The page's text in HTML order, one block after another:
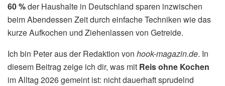
60 %der Haushalte in Deutschland sparen inzwischen
beim Abendessen Zeit durch einfache Techniken wie das
kurze Aufkochen und Ziehenlassen von Getreide.
Ich bin Peter aus der Redaktion von hook-magazin.de. In
diesem Beitrag zeige ich dir, was mit Reis ohne Kochen
im Alltag 2026 gemeint ist: nicht dauerhaft sprudelnd